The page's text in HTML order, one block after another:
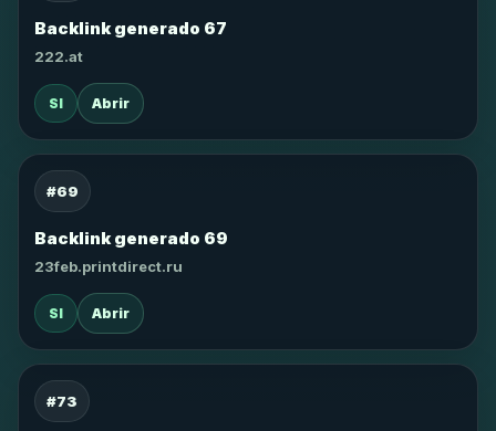
Backlink generado 67
222.at
SI Abrir
#69
Backlink generado 69
23feb.printdirect.ru
SI Abrir
#73